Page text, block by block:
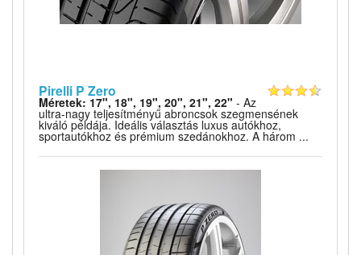
Pirelli P Zero
Méretek: 17", 18", 19", 20", 21", 22" - Az
ultra-nagy teljesítményű abroncsok szegmensének
kiváló példája. Ideális választás luxus autókhoz,
sportautókhoz és prémium szedánokhoz. A három ...